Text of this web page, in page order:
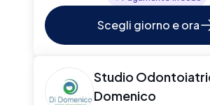
Scegli giorno e ora
Studio
Domenico